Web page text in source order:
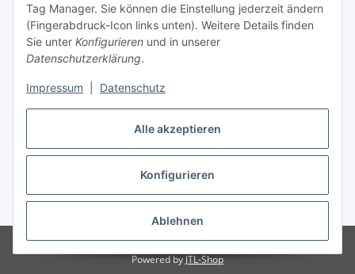
Alle akzeptieren
Konfigurieren
Ablehnen
Tag Manager. Sie können die Einstellung jederzeit ändern
(Fingerabdruck-Icon links unten). Weitere Details finden
Sie unter Konfigurieren und in unserer
Datenschutzerklärung.
Impressum Datenschutz
Vertrag widerrufen
* Alle Preise inkl. gesetzlicher MwSt., zzgl.Versand
© Stoffhaus Hanke
Powered byJTL-Shop